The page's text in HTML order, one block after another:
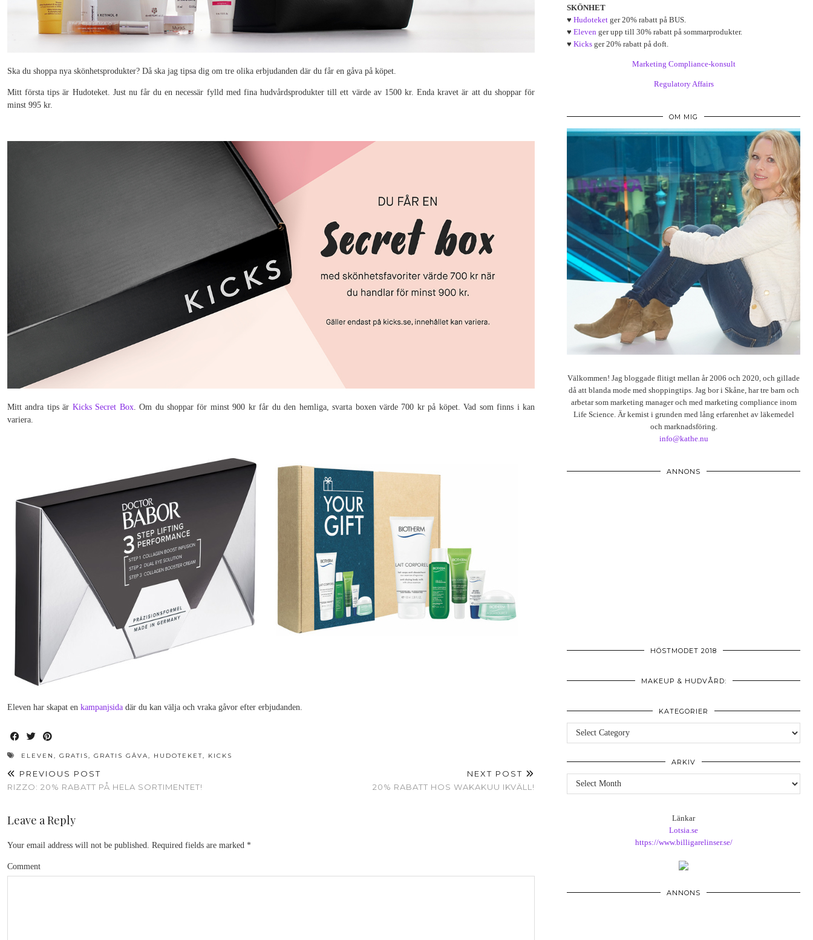
Ska du shoppa nya skönhetsprodukter? Då ska jag tipsa dig om tre olika erbjudanden där du får en gåva på köpet.
Mitt första tips är Hudoteket. Just nu får du en necessär fylld med fina hudvårdsprodukter till ett värde av 1500 kr. Enda kravet är att du shoppar för
minst 995 kr.
Mitt andra tips är Kicks Secret Box. Om du shoppar för minst 900 kr får du den hemliga, svarta boxen värde 700 kr på köpet. Vad som finns i kan
variera.
Eleven har skapat en kampanjsida där du kan välja och vraka gåvor efter erbjudanden.
ELEVEN , GRATIS, GRATIS GÅVA, HUDOTEKET, KICKS
PREVIOUS POST
RIZZO: 20% RABATT PÅ HELA SORTIMENTET!
NEXT POST
20% RABATT HOS WAKAKUU IKVÄLL!
Leave a Reply
Your email address will not be published. Required fields are marked *
Comment
SKÖNHET
♥ Hudoteket ger 20% rabatt på BUS.
♥ Eleven ger upp till 30% rabatt på sommarprodukter.
♥ Kicks ger 20% rabatt på doft.
Marketing Compliance-konsult
Regulatory Affairs
OM MIG
Välkommen! Jag bloggade flitigt mellan år 2006 och 2020, och gillade
då att blanda mode med shoppingtips. Jag bor i Skåne, har tre barn och
arbetar som marketing manager och med marketing compliance inom
Life Science. Är kemist i grunden med lång erfarenhet av läkemedel
och marknadsföring.
info@kathe.nu
ANNONS
HÖSTMODET 2018
MAKEUP & HUDVÅRD:
KATEGORIER
Kategorier
ARKIV
Arkiv
Länkar
Lotsia.se
https://www.billigarelinser.se/
ANNONS